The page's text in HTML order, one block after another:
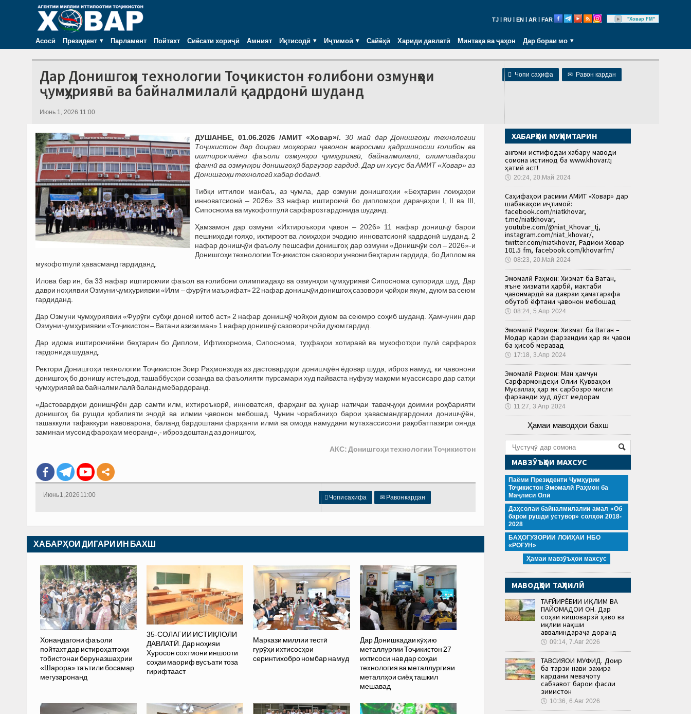
TJ RU EN AR FAR "Ховар FM"
Асосӣ Президент Парламент Пойтахт Сиёсати хориҷӣ Амният Иқтисодӣ Иҷтимоӣ Сайёҳӣ Хариди давлатӣ Минтақа ва ҷаҳон Дар бораи мо
 Чопи саҳифа ✉ Равон кардан
Дар Донишгоҳи технологии Тоҷикистон ғолибони озмунҳои
ҷумҳуриявӣ ва байналмилалӣ қадрдонӣ шуданд
Июнь 1, 2026 11:00
ДУШАНБЕ, 01.06.2026 /АМИТ «Ховар»/. 30 май дар Донишгоҳи технологии
Тоҷикистон дар доираи моҳвораи ҷавонон маросими қадршиносии ғолибон ва
иштирокчиёни фаъоли озмунҳои ҷумҳуриявӣ, байналмилалӣ, олимпиадаҳои
фаннӣ ва озмунҳои донишгоҳӣ баргузор гардид. Дар ин хусус ба АМИТ «Ховар» аз
Донишгоҳи технологӣ хабар доданд.
Тибқи иттилои манбаъ, аз ҷумла, дар озмуни донишгоҳии «Беҳтарин лоиҳаҳои
инноватсионӣ – 2026» 33 нафар иштирокчӣ бо дипломҳои дараҷаҳои I, II ва III,
Сипоснома ва мукофотпулӣ сарфароз гардонида шуданд.
Ҳамзамон дар озмуни «Ихтироъкори ҷавон – 2026» 11 нафар донишҷӯ барои
пешниҳоди ғояҳо, ихтироот ва лоиҳаҳои эҷодию инноватсионӣ қадрдонӣ шуданд. 2
нафар донишҷӯи фаъолу пешсафи донишгоҳ дар озмуни «Донишҷӯи сол – 2026»-и
Донишгоҳи технологии Тоҷикистон сазовори унвони беҳтарин гардида, бо Диплом ва
мукофотпулӣ ҳавасманд гардиданд.
Илова бар ин, ба 33 нафар иштирокчии фаъол ва ғолибони олимпиадаҳо ва озмунҳои ҷумҳуриявӣ Сипоснома супорида шуд. Дар
даври ноҳиявии Озмуни ҷумҳуриявии «Илм – фурӯғи маърифат» 22 нафар донишҷӯи донишгоҳ сазовори ҷойҳои якум, дуюм ва сеюм
гардиданд.
Дар Озмуни ҷумҳуриявии «Фурӯғи субҳи доноӣ китоб аст» 2 нафар донишҷӯ ҷойҳои дуюм ва сеюмро соҳиб шуданд. Ҳамчунин дар
Озмуни ҷумҳуриявии «Тоҷикистон – Ватани азизи ман» 1 нафар донишҷӯ сазовори ҷойи дуюм гардид.
Дар идома иштирокчиёни беҳтарин бо Диплом, Ифтихорнома, Сипоснома, туҳфаҳои хотиравӣ ва мукофотҳои пулӣ сарфароз
гардонида шуданд.
Ректори Донишгоҳи технологии Тоҷикистон Зоир Раҳмонзода аз дастовардҳои донишҷӯён ёдовар шуда, иброз намуд, ки ҷавонони
донишгоҳ бо донишу истеъдод, ташаббусҳои созанда ва фаъолияти пурсамари худ пайваста нуфузу мақоми муассисаро дар сатҳи
ҷумҳуриявӣ ва байналмилалӣ баланд мебардоранд.
«Дастовардҳои донишҷӯён дар самти илм, ихтироъкорӣ, инноватсия, фарҳанг ва ҳунар натиҷаи таваҷҷуҳи доимии роҳбарияти
донишгоҳ ба рушди қобилияти эҷодӣ ва илмии ҷавонон мебошад. Чунин чорабиниҳо барои ҳавасмандгардонии донишҷӯён,
ташаккули тафаккури навоварона, баланд бардоштани фарҳанги илмӣ ва омода намудани мутахассисони рақобатпазири оянда
заминаи мусоид фароҳам меоранд»,- иброз доштанд аз донишгоҳ.
АКС: Донишгоҳи технологии Тоҷикистон
 Чопи саҳифа ✉ Равон кардан
Июнь 1, 2026 11:00
ХАБАРҲОИ ДИГАРИ ИН БАХШ
Хонандагони фаъоли
пойтахт дар истироҳатгоҳи
тобистонаи беруназшаҳрии
«Шарора» таътили босамар
мегузаронанд
35-СОЛАГИИ ИСТИҚЛОЛИ
ДАВЛАТӢ. Дар ноҳияи
Хуросон сохтмони иншооти
соҳаи маориф вусъати тоза
гирифтааст
Маркази миллии тестӣ
гурӯҳи ихтисосҳои
серинтихобро номбар намуд
Дар Донишкадаи кӯҳию
металлургии Тоҷикистон 27
ихтисоси нав дар соҳаи
технология ва металлургияи
металлҳои сиёҳ ташкил
мешавад
ХАБАРҲОИ МУҲИМТАРИН
Ҳангоми истифодаи хабару маводи
сомона истинод ба www.khovar.tj
ҳатмӣ аст!
🕔 20:24, 20.Май 2024
Саҳифаҳои расмии АМИТ «Ховар» дар
шабакаҳои иҷтимоӣ:
facebook.com/niatkhovar,
t.me/niatkhovar,
youtube.com/@niat_Khovar_tj,
instagram.com/niat_khovar/,
twitter.com/niatkhovar, Радиои Ховар
101.5 fm, facebook.com/khovarfm/
🕔 08:23, 20.Май 2024
Эмомалӣ Раҳмон: Хизмат ба Ватан,
яъне хизмати ҳарбӣ, мактаби
ҷавонмардӣ ва давраи ҳаматарафа
обутоб ёфтани ҷавонон мебошад
🕔 08:24, 5.Апр 2024
Эмомалӣ Раҳмон: Хизмат ба Ватан –
Модар қарзи фарзандии ҳар як ҷавон
ба ҳисоб меравад
🕔 17:18, 3.Апр 2024
Эмомалӣ Раҳмон: Ман ҳамчун
Сарфармондеҳи Олии Қувваҳои
Мусаллаҳ ҳар як сарбозро мисли
фарзанди худ дӯст медорам
🕔 11:27, 3.Апр 2024
Ҳамаи маводҳои бахш
МАВЗӮЪҲОИ МАХСУС
Паёми Президенти Ҷумҳурии
Тоҷикистон Эмомалӣ Раҳмон ба
Маҷлиси Олӣ
Даҳсолаи байналмилалии амал «Об
барои рушди устувор» солҳои 2018-
2028
БАҲОГУЗОРИИ ЛОИҲАИ НБО
«РОҒУН»
Ҳамаи мавзӯъҳои махсус
МАВОДҲОИ ТАҲЛИЛӢ
ТАҒЙИРЁБИИ ИҚЛИМ ВА
ПАЙОМАДҲОИ ОН. Дар
соҳаи кишоварзӣ ҳаво ва
иқлим нақши
аввалиндараҷа доранд
🕔 09:14, 7.Авг 2026
ТАВСИЯҲОИ МУФИД. Доир
ба тарзи нави захира
кардани меваҷоту
сабзавот барои фасли
зимистон
🕔 10:36, 6.Авг 2026